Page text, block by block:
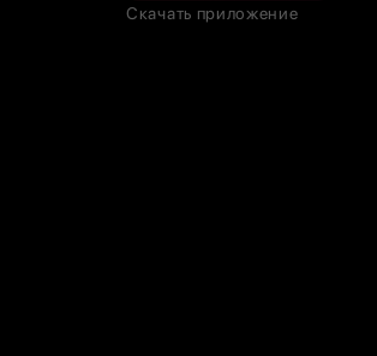
Скачать приложение